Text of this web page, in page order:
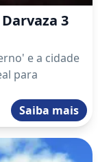
3
e a cidade
para
Saiba mais